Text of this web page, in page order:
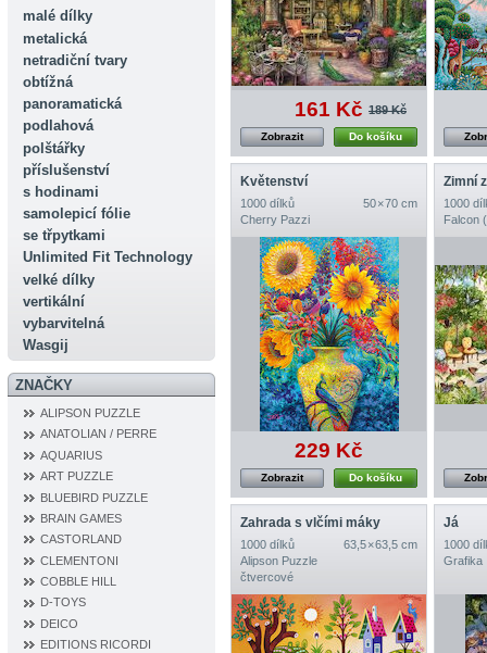
malé dílky
metalická
netradiční tvary
obtížná
panoramatická
podlahová
polštářky
příslušenství
s hodinami
samolepicí fólie
se třpytkami
Unlimited Fit Technology
velké dílky
vertikální
vybarvitelná
Wasgij
ZNAČKY
ALIPSON PUZZLE
ANATOLIAN / PERRE
AQUARIUS
ART PUZZLE
BLUEBIRD PUZZLE
BRAIN GAMES
CASTORLAND
CLEMENTONI
COBBLE HILL
D‐TOYS
DEICO
EDITIONS RICORDI
161 Kč 189 Kč
Do košíku
Zobrazit
Květenství
1000 dílků
50 × 70 cm
Cherry Pazzi
229 Kč
Do košíku
Zobrazit
Zimní
1000
Falcon
Zahrada s vlčími máky
1000 dílků
63,5 × 63,5 cm
Alipson Puzzle
čtvercové
Já
1000
Grafika